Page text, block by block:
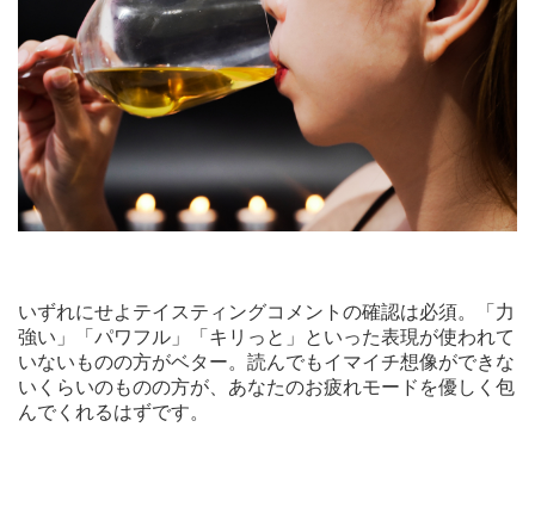
いずれにせよテイスティングコメントの確認は必須。「力
強い」「パワフル」「キリっと」といった表現が使われて
いないものの方がベター。読んでもイマイチ想像ができな
いくらいのものの方が、あなたのお疲れモードを優しく包
んでくれるはずです。